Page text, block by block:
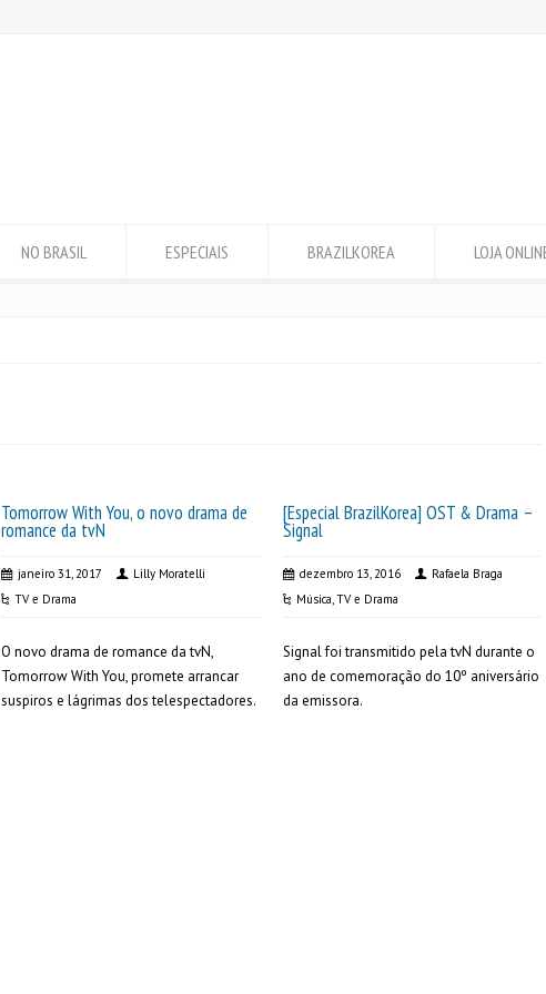
NO BRASIL ESPECIAIS BRAZILKOREA LOJA
Tomorrow With You, o novo drama de
romance da tvN
janeiro 31, 2017
Lilly Moratelli
TV e Drama
O novo drama de romance da tvN,
Tomorrow With You, promete arrancar
suspiros e lágrimas dos telespectadores.
[Especial BrazilKorea] OST & Drama –
Signal
dezembro 13, 2016
Rafaela Braga
Música,TV e Drama
Signal foi transmitido pela tvN durante o
ano de comemoração do 10º aniversário
da emissora.